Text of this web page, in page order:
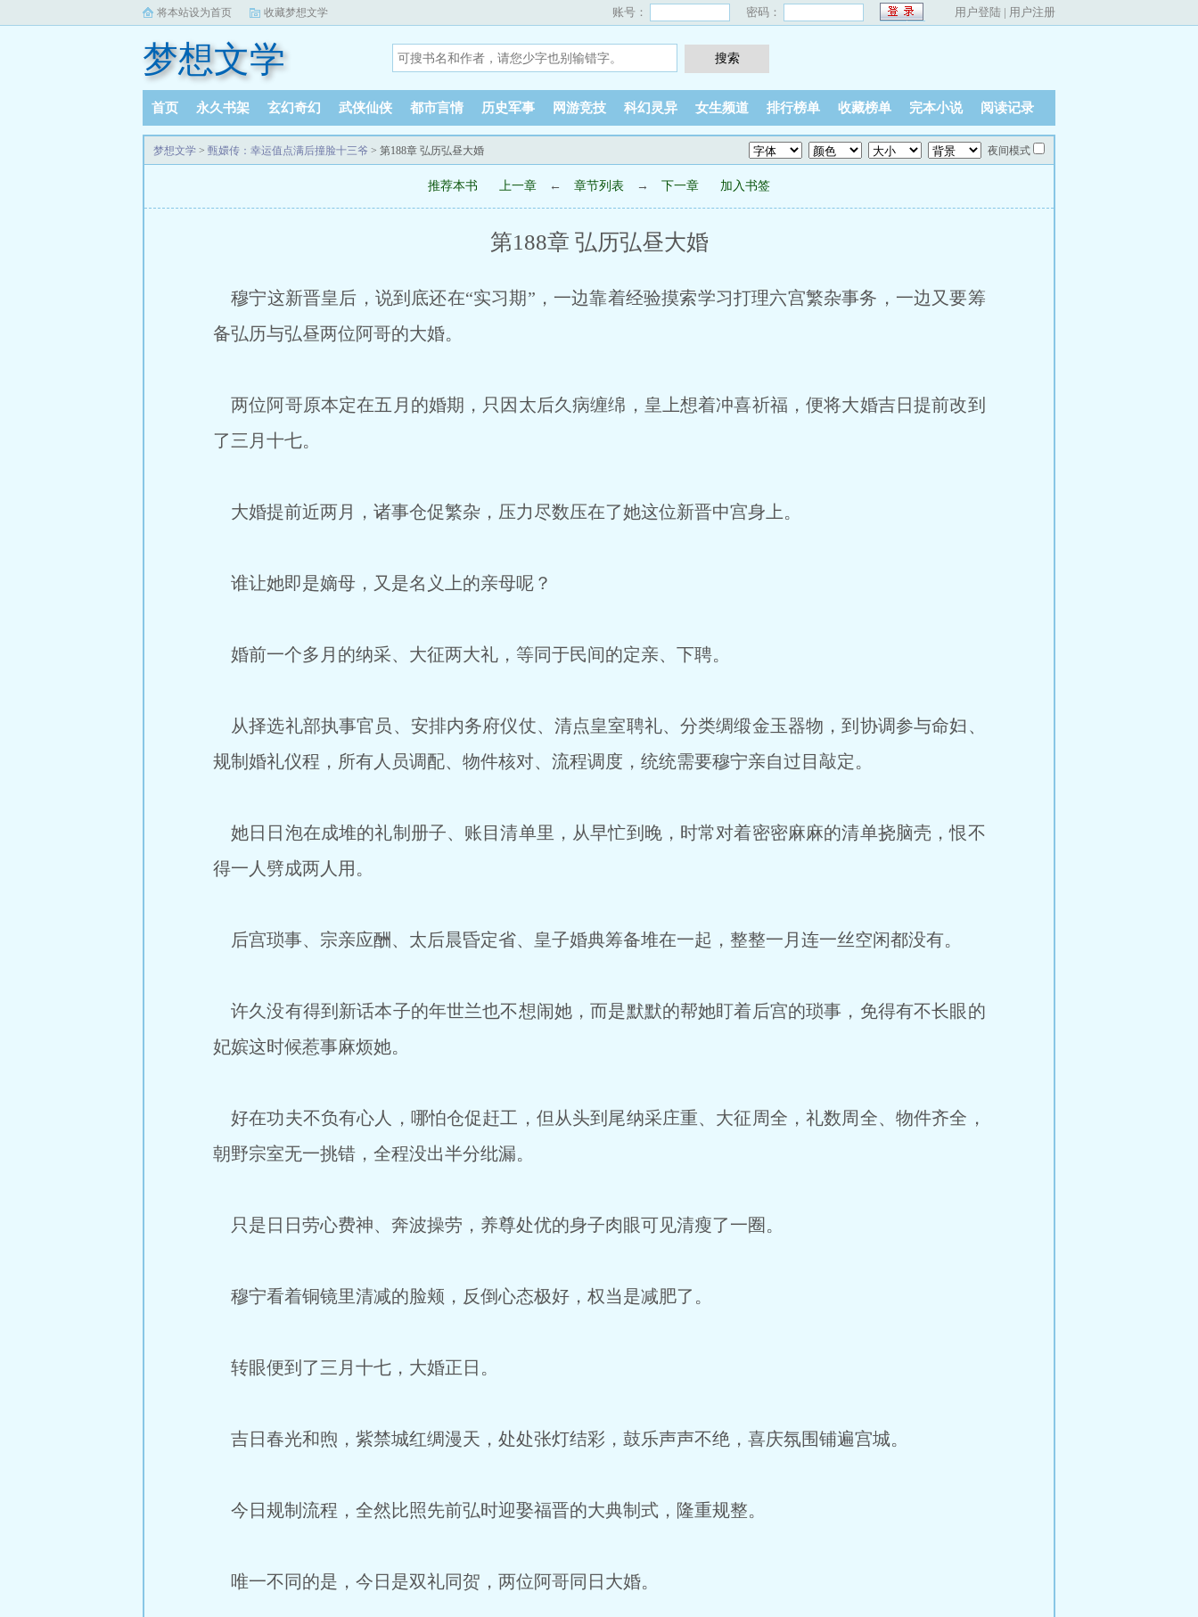
将本站设为首页 收藏梦想文学 账号： 密码： 用户登陆 | 用户注册
梦想文学
首页 永久书架 玄幻奇幻 武侠仙侠 都市言情 历史军事 网游竞技 科幻灵异 女生频道 排行榜单 收藏榜单 完本小说 阅读记录
梦想文学 > 甄嬛传：幸运值点满后撞脸十三爷 > 第188章 弘历弘昼大婚 夜间模式
推荐本书 上一章 ← 章节列表 → 下一章 加入书签
第188章 弘历弘昼大婚
穆宁这新晋皇后，说到底还在“实习期”，一边靠着经验摸索学习打理六宫繁杂事务，一边又要筹
备弘历与弘昼两位阿哥的大婚。
两位阿哥原本定在五月的婚期，只因太后久病缠绵，皇上想着冲喜祈福，便将大婚吉日提前改到
了三月十七。
大婚提前近两月，诸事仓促繁杂，压力尽数压在了她这位新晋中宫身上。
谁让她即是嫡母，又是名义上的亲母呢？
婚前一个多月的纳采、大征两大礼，等同于民间的定亲、下聘。
从择选礼部执事官员、安排内务府仪仗、清点皇室聘礼、分类绸缎金玉器物，到协调参与命妇、
规制婚礼仪程，所有人员调配、物件核对、流程调度，统统需要穆宁亲自过目敲定。
她日日泡在成堆的礼制册子、账目清单里，从早忙到晚，时常对着密密麻麻的清单挠脑壳，恨不
得一人劈成两人用。
后宫琐事、宗亲应酬、太后晨昏定省、皇子婚典筹备堆在一起，整整一月连一丝空闲都没有。
许久没有得到新话本子的年世兰也不想闹她，而是默默的帮她盯着后宫的琐事，免得有不长眼的
妃嫔这时候惹事麻烦她。
好在功夫不负有心人，哪怕仓促赶工，但从头到尾纳采庄重、大征周全，礼数周全、物件齐全，
朝野宗室无一挑错，全程没出半分纰漏。
只是日日劳心费神、奔波操劳，养尊处优的身子肉眼可见清瘦了一圈。
穆宁看着铜镜里清减的脸颊，反倒心态极好，权当是减肥了。
转眼便到了三月十七，大婚正日。
吉日春光和煦，紫禁城红绸漫天，处处张灯结彩，鼓乐声声不绝，喜庆氛围铺遍宫城。
今日规制流程，全然比照先前弘时迎娶福晋的大典制式，隆重规整。
唯一不同的是，今日是双礼同贺，两位阿哥同日大婚。